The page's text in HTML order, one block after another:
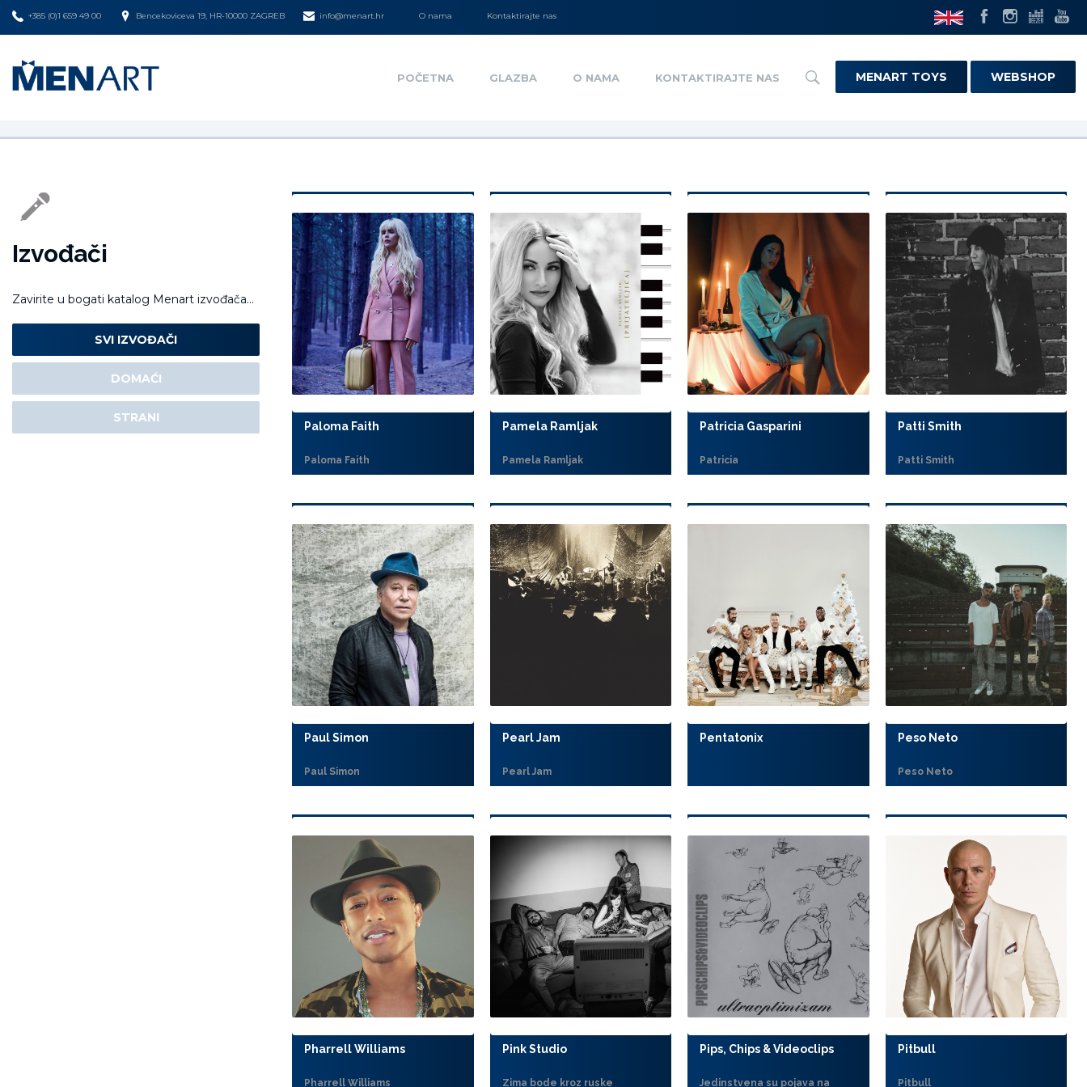
+385 (0)1 659 49 00 Bencekoviceva 19, HR-10000 ZAGREB info@menart.hr O nama Kontaktirajte nas
POČETNA GLAZBA O NAMA KONTAKTIRAJTE NAS MENART TOYS WEBSHOP
Izvođači
Zavirite u bogati katalog Menart izvođača...
SVI IZVOĐAČI
DOMAĆI
STRANI
Paloma Faith
Paloma Faith
Pamela Ramljak
Pamela Ramljak
Patricia Gasparini
Patricia
Patti Smith
Patti Smith
Paul Simon
Paul Simon
Pearl Jam
Pearl Jam
Pentatonix Peso Neto
Peso Neto
Pharrell Williams
Pharrell Williams
Pink Studio
Zima bode kroz ruske
Pips, Chips & Videoclips
Jedinstvena su pojava na
Pitbull
Pitbull